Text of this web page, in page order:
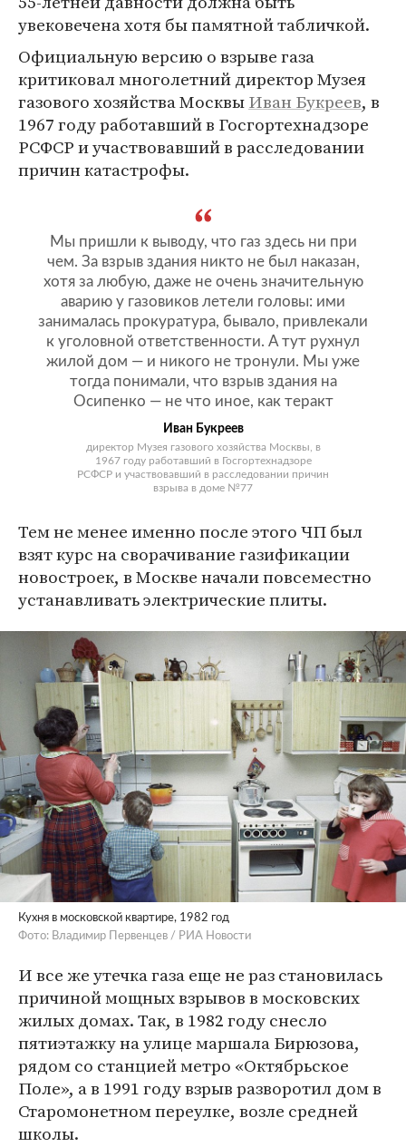
увековечена хотя бы памятной табличкой.
Официальную версию о взрыве газа
критиковал многолетний директор Музея
газового хозяйства МосквыИван Букреев, в
1967 году работавший в Госгортехнадзоре
РСФСР и участвовавший в расследовании
причин катастрофы.
Мы пришли к выводу, что газ здесь ни при
чем. За взрыв здания никто не был наказан,
хотя за любую, даже не очень значительную
аварию у газовиков летели головы: ими
занималась прокуратура, бывало, привлекали
к уголовной ответственности. А тут рухнул
жилой дом — и никого не тронули. Мы уже
тогда понимали, что взрыв здания на
Осипенко — не что иное, как теракт
Иван Букреев
директор Музея газового хозяйства Москвы, в
1967 году работавший в Госгортехнадзоре
РСФСР и участвовавший в расследовании причин
взрыва в доме №77
Тем не менее именно после этого ЧП был
взят курс на сворачивание газификации
новостроек, в Москве начали повсеместно
устанавливать электрические плиты.
Кухня в московской квартире, 1982 год
Фото: Владимир Первенцев / РИА Новости
И все же утечка газа еще не раз становилась
причиной мощных взрывов в московских
жилых домах. Так, в 1982 году снесло
пятиэтажку на улице маршала Бирюзова,
рядом со станцией метро «Октябрьское
Поле», а в 1991 году взрыв разворотил дом в
Старомонетном переулке, возле средней
школы.